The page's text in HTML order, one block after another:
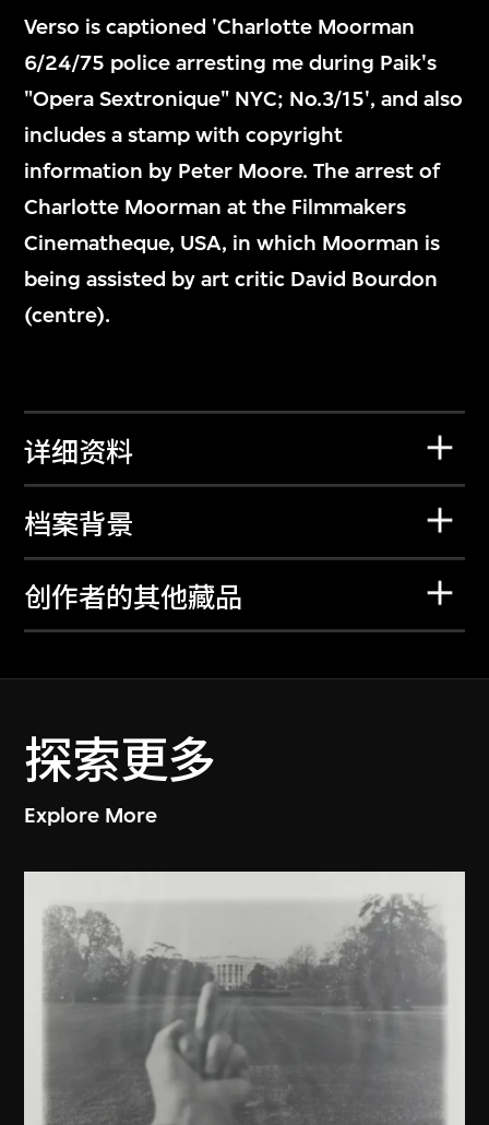
Verso is captioned 'Charlotte Moorman
6/24/75 police arresting me during Paik's
"Opera Sextronique" NYC; No.3/15', and also
includes a stamp with copyright
information by Peter Moore. The arrest of
Charlotte Moorman at the Filmmakers
Cinematheque, USA, in which Moorman is
being assisted by art critic David Bourdon
(centre).
详细资料
档案背景
创作者的其他藏品
探索更多
Explore More